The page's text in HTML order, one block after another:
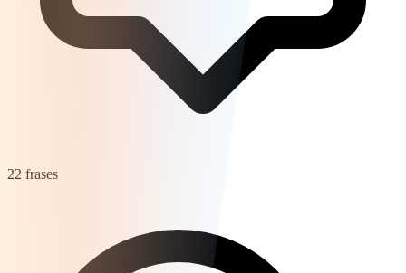
22 frases